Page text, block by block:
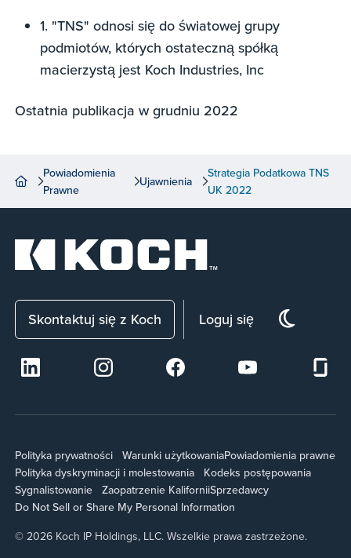
1. "TNS" odnosi się do światowej grupy
podmiotów, których ostateczną spółką
macierzystą jest Koch Industries, Inc
Ostatnia publikacja w grudniu 2022
Powiadomienia
Prawne
Ujawnienia
Strategia Podatkowa TNS
UK 2022
Skontaktuj się z Koch Loguj się
Polityka prywatności Warunki użytkowaniaPowiadomienia prawne
Polityka dyskryminacji i molestowania
Kodeks postępowania
Sygnalistowanie
Zaopatrzenie KaliforniiSprzedawcy
Do Not Sell or Share My Personal Information
© 2026 Koch IP Holdings, LLC. Wszelkie prawa zastrzeżone.